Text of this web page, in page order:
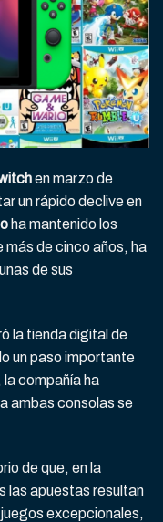
en marzo de
un rápido declive en
ha mantenido los
más de cinco años, ha
de sus
la tienda digital de
un paso importante
compañía ha
ambas consolas se
de que, en la
las apuestas resultan
excepcionales,